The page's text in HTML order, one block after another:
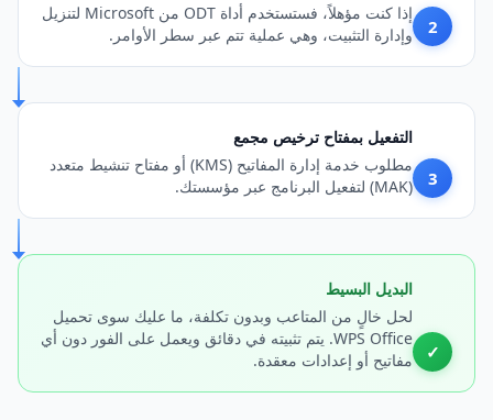
2
إذا كنت مؤهلاً، فستستخدم أداة ODT من Microsoft لتنزيل
وإدارة التثبيت، وهي عملية تتم عبر سطر الأوامر.
3
التفعيل بمفتاح ترخيص مجمع
مطلوب خدمة إدارة المفاتيح (KMS) أو مفتاح تنشيط متعدد
(MAK) لتفعيل البرنامج عبر مؤسستك.
✓
البديل البسيط
لحل خالٍ من المتاعب وبدون تكلفة، ما عليك سوى تحميل
WPS Office. يتم تثبيته في دقائق ويعمل على الفور دون أي
مفاتيح أو إعدادات معقدة.